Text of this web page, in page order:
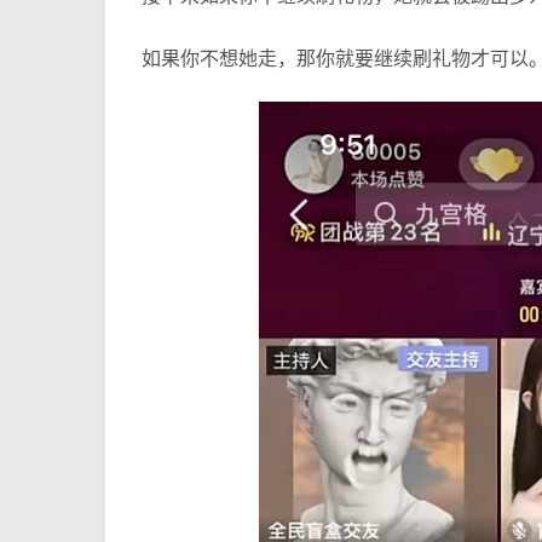
如果你不想她走，那你就要继续刷礼物才可以